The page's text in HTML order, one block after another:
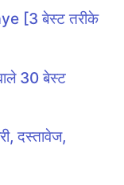
[3 बेस्ट तरीके
30 बेस्ट
दस्तावेज,